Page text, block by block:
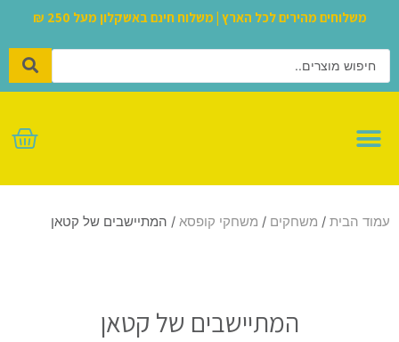
משלוחים מהירים לכל הארץ | משלוח חינם באשקלון מעל 250 ₪
עמוד הבית / משחקים / משחקי קופסא / המתיישבים של קטאן
המתיישבים של קטאן